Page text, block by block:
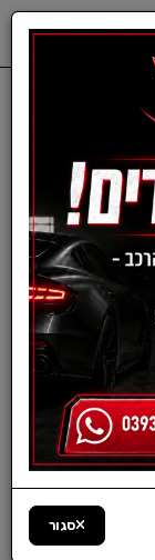
3
4
5
»
›
סגור